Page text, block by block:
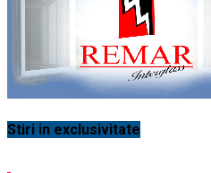
Stiri in exclusivitate